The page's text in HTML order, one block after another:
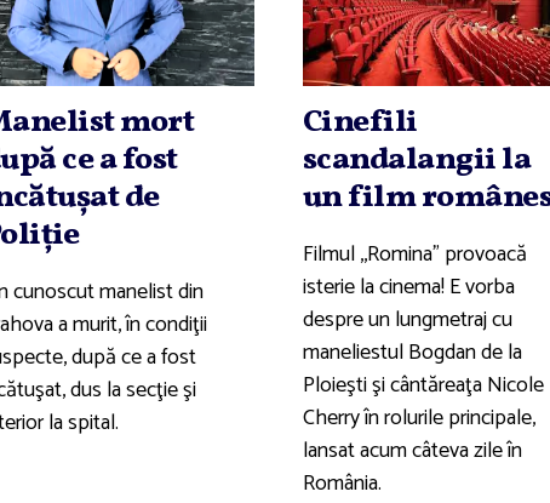
mort
ce a fost
de
cunoscut manelist din
a murit, în condiţii
după ce a fost
dus la secţie şi
la spital.
Cinefili
scandalangii la
un film
Filmul ,,Romina" provoacă
isterie la cinema! E vorba
despre un lungmetraj cu
maneliestul Bogdan de la
Ploieşti şi cântăreaţa Nicole
Cherry în rolurile principale,
lansat acum câteva zile în
România.